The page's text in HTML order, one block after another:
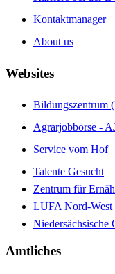
Kontaktmanager
About us
Websites
Bildungszentrum
Agrarjobbörse -
Service vom Hof
Talente Gesucht
Zentrum für
LUFA Nord-West
Niedersächsische
Amtliches